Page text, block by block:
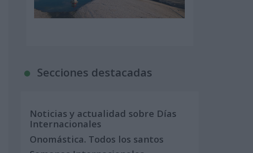
Secciones destacadas
Noticias y actualidad sobre Días
Internacionales
Onomástica. Todos los santos